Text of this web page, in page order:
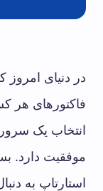
در دنیای
فاکتورهای هر
انتخاب یک
موفقیت دارد.
استارتاپ‌ به